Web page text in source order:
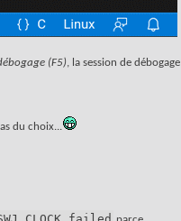
(F5) , la session de débogage
du choix...